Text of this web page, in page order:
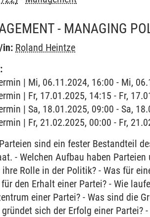
- MANAGING
in: Roland Heintze
| Mi, 06.11.2024, 16:00 - Mi,
| Fr, 17.01.2025, 14:15 - Fr,
| Sa, 18.01.2025, 09:00 - Sa,
| Fr, 21.02.2025, 00:00 - Fr,
Parteien sind ein fester Bestandteil
- Welchen Aufbau haben
Rolle in der Politik? - Was für
den Erhalt einer Partei? - Wie
einer Partei? - Was sind die
gründet sich der Erfolg einer Partei?